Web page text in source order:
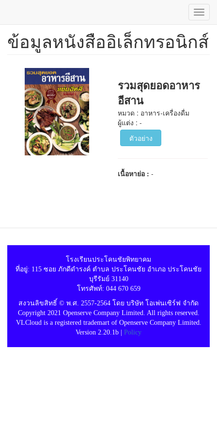
ข้าม
ข้อมูลหนังสืออิเล็กทรอนิกส์
รวมสุดยอดอาหาร
อีสาน
หมวด : อาหาร-เครื่องดื่ม
ผู้แต่ง : -
ตัวอย่าง
เนื้อหาย่อ :-
โรงเรียนประโคนชัยพิทยาคม
ที่อยู่: 115 ซอย ภักดีดำรงค์ ตำบล ประโคนชัย อำเภอ ประโคนชัย
บุรีรัมย์ 31140
โทรศัพท์: 044 670 659
สงวนลิขสิทธิ์ © พ.ศ. 2557-2564 โดย บริษัท โอเพ่นเซิร์ฟ จำกัด
Copyright 2021 Openserve Company Limited. All rights reserved.
VLCloud is a registered trademart of Openserve Company Limited.
Version 2.20.1b | Policy